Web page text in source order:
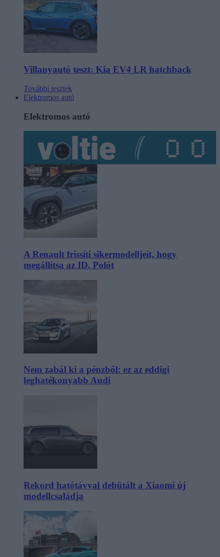
Villanyautó teszt: Kia EV4 LR hatchback
További tesztek
Elektromos autó
Elektromos autó
A Renault frissíti sikermodelljeit, hogy
megállítsa az ID. Polót
Nem zabál ki a pénzből: ez az eddigi
leghatékonyabb Audi
Rekord hatótávval debütált a Xiaomi új
modellcsaládja